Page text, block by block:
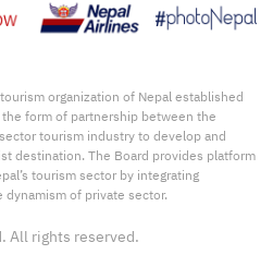
organization of Nepal established
form of partnership between the
tourism industry to develop and
destination. The Board provides platform
tourism sector by integrating
of private sector.
All rights reserved.